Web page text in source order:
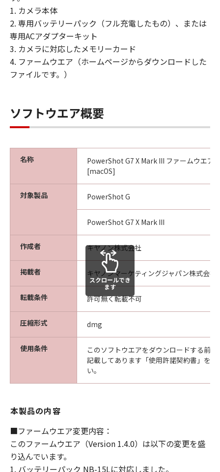
(1) 「許諾ソフトウェア」は、『現状有
姿』の状態で使用許諾されます。キヤノ
ン、キヤノンの子会社、キヤノンの関連会
社、それらの販売代理店または販売店、な
らびにキヤノンのライセンサーは、｢許諾
ソフトウェア」に関して、商品性および特
かなる保証も、明示たると黙示たるとを問
わず一切しないものとします。
の関連会社、それらの販売代理店または販
売店、ならびにキヤノンのライセンサー
は、「許諾ソフトウェア」の使用または使
用不能から生ずるいかなる損害（逸失利益
およびその他の派生的または付随的な損害
を含むがこれらに限定されない全ての損害
をいいます。）について、適用法で認めら
れる限り、一切の責任を負わないものとし
たとえ、キヤノン、キヤノンの子会社、キ
ヤノンの関連会社、それらの販売代理店ま
たは販売店、ならびにキヤノンのライセン
サーがかかる損害の可能性について知らさ
れていた場合でも同様です。
(3) キヤノン、キヤノンの子会社、キヤノン
の関連会社、それらの販売代理店または販
売店、ならびにキヤノンのライセンサー
は、「許諾ソフトウェア」、または「許諾
ソフトウェア」の使用に起因または関連し
とします。
契約期間
(1) 「本契約」は、お客様が「許諾ソフト
ウェア」をお客様の所有するコンピュータ
1. カメラ本体
2. 専用バッテリーパック（フル充電したもの）、または
専用ACアダプターキット
3. カメラに対応したメモリーカード
4. ファームウエア（ホームページからダウンロードした
ファイルです。）
ソフトウエア概要
名称
PowerShot G7 X Mark III ファームウエア
[macOS]
対象製品 PowerShot G
PowerShot G7 X Mark III
作成者 キヤノン株式会社
掲載者 キヤノンマーケティングジャパン株式会社
転載条件 許可無く転載不可
圧縮形式 dmg
使用条件
このソフトウエアをダウンロードする前
記載してあります「使用許諾契約書」を
い。
スクロールでき
ます
本製品の内容
■ファームウエア変更内容：
このファームウエア（Version 1.4.0）は以下の変更を盛
り込んでいます。
1. バッテリーパック NB-15Lに対応しました。